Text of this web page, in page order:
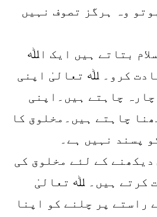
وہ ہرگز تصوف نہیں
بتاتے ہیں ایک اﷲ
کرو۔ ﷲ تعالیٰ اپنی
چاہتے ہیں۔اپنی
چاہتے ہیں۔مخلوق کا
پسند نہیں ہے۔
کے لئے مخلوق کی
کرتے ہیں۔ ﷲ تعالیٰ
راستے پر چلنے کو اپنا